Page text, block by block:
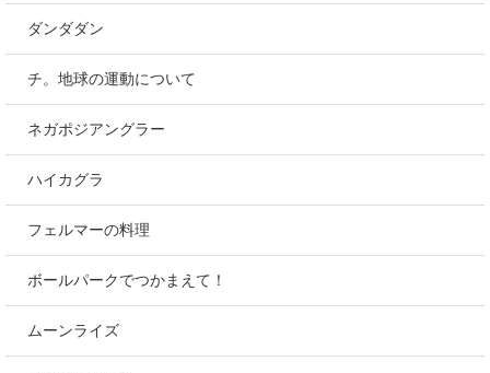
ダンダダン
チ。地球の運動について
ネガポジアングラー
ハイカグラ
フェルマーの料理
ボールパークでつかまえて！
ムーンライズ